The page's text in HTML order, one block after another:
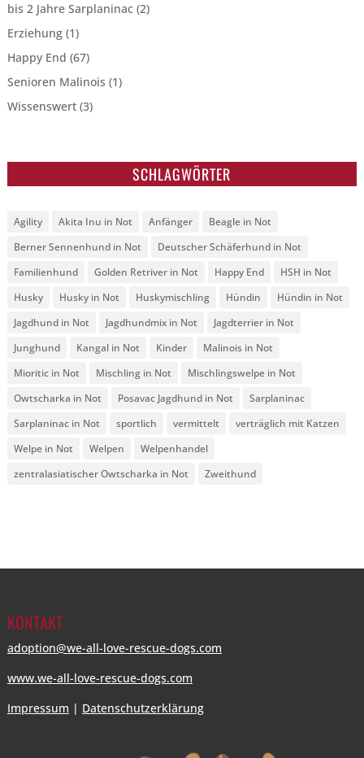
bis 2 Jahre Sarplaninac(2)
Erziehung(1)
Happy End (67)
Senioren Malinois (1)
Wissenswert(3)
SCHLAGWÖRTER
Agility Akita Inu in Not Anfänger
Beagle in Not
Berner Sennenhund in Not
Deutscher Schäferhund in Not
Familienhund
Golden Retriver in Not Happy End
HSH in Not
Husky
Husky in Not Huskymischling Hündin
Hündin in Not
Jagdhund in Not
Jagdhundmix in Not
Jagdterrier in Not
Junghund
Kangal in Not Kinder
Malinois in Not
Mioritic in Not
Mischling in Not
Mischlingswelpe in Not
Owtscharka in Not
Posavac Jagdhund in Not
Sarplaninac
Sarplaninac in Not
sportlich vermittelt
verträglich mit Katzen
Welpe in Not
Welpen
Welpenhandel
zentralasiatischer Owtscharka in Not
Zweithund
KONTAKT
adoption@we-all-love-rescue-dogs.com
www.we-all-love-rescue-dogs.com
Impressum | Datenschutzerklärung